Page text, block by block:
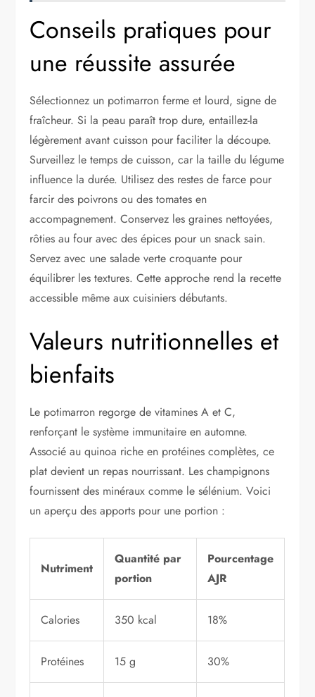
Conseils pratiques pour
une réussite assurée
Sélectionnez un potimarron ferme et lourd, signe de
fraîcheur. Si la peau paraît trop dure, entaillez-la
légèrement avant cuisson pour faciliter la découpe.
Surveillez le temps de cuisson, car la taille du légume
influence la durée. Utilisez des restes de farce pour
farcir des poivrons ou des tomates en
accompagnement. Conservez les graines nettoyées,
rôties au four avec des épices pour un snack sain.
Servez avec une salade verte croquante pour
équilibrer les textures. Cette approche rend la recette
accessible même aux cuisiniers débutants.
Valeurs nutritionnelles et
bienfaits
Le potimarron regorge de vitamines A et C,
renforçant le système immunitaire en automne.
Associé au quinoa riche en protéines complètes, ce
plat devient un repas nourrissant. Les champignons
fournissent des minéraux comme le sélénium. Voici
un aperçu des apports pour une portion :
Nutriment
Quantité par
portion
Pourcentage
AJR
Calories 350 kcal 18%
Protéines 15 g 30%